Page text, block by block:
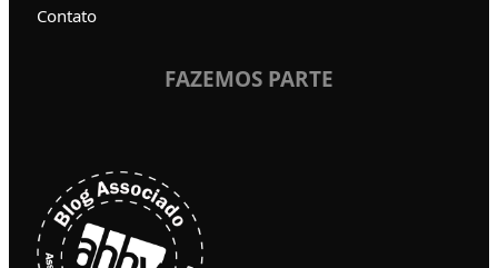
Contato
FAZEMOS PARTE